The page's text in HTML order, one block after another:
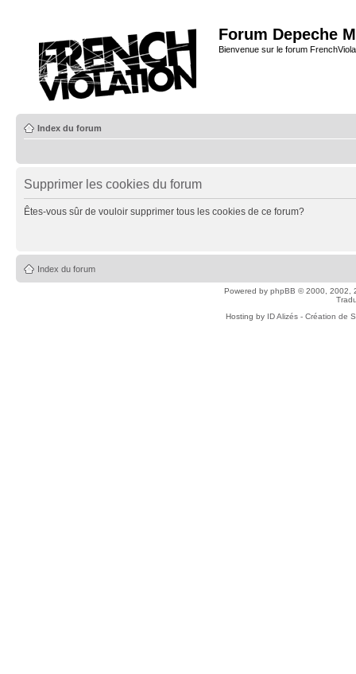
Forum Depeche
Bienvenue sur le forum
Index du forum
Supprimer les cookies du forum
Êtes-vous sûr de vouloir supprimer tous les cookies de ce forum?
Index du forum
Powered by phpBB © 2000, 2002,
Hosting by ID Alizés - Création de